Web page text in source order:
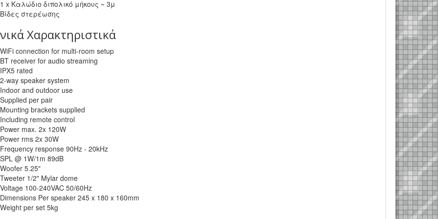
1 x Καλώδιο διπολικό μήκους ~ 3μ
Βίδες στερέωσης
Χαρακτηριστικά
WiFi connection for multi-room setup
BT receiver for audio streaming
IPX5 rated
2-way speaker system
Indoor and outdoor use
Supplied per pair
Mounting brackets supplied
Including remote control
Power max. 2x 120W
Power rms 2x 30W
Frequency response 90Hz - 20kHz
SPL @ 1W/1m 89dB
Woofer 5.25"
Tweeter 1/2" Mylar dome
Voltage 100-240VAC 50/60Hz
Dimensions Per speaker 245 x 180 x 160mm
Weight per set 5kg